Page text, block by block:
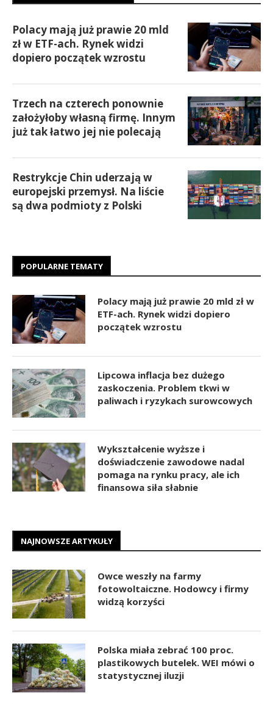
Polacy mają już prawie 20 mld
zł w ETF-ach. Rynek widzi
dopiero początek wzrostu
Trzech na czterech ponownie
założyłoby własną firmę. Innym
już tak łatwo jej nie polecają
Restrykcje Chin uderzają w
europejski przemysł. Na liście
są dwa podmioty z Polski
POPULARNE TEMATY
Polacy mają już prawie 20 mld zł w
ETF-ach. Rynek widzi dopiero
początek wzrostu
Lipcowa inflacja bez dużego
zaskoczenia. Problem tkwi w
paliwach i ryzykach surowcowych
Wykształcenie wyższe i
doświadczenie zawodowe nadal
pomaga na rynku pracy, ale ich
finansowa siła słabnie
NAJNOWSZE ARTYKUŁY
Owce weszły na farmy
fotowoltaiczne. Hodowcy i firmy
widzą korzyści
Polska miała zebrać 100 proc.
plastikowych butelek. WEI mówi o
statystycznej iluzji